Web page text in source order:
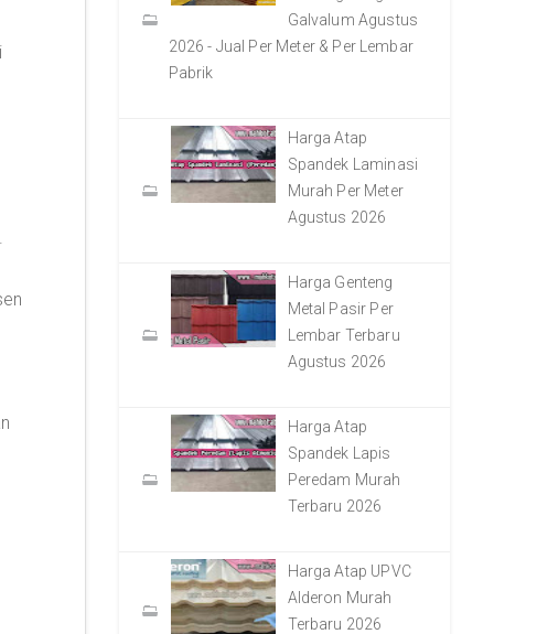
Galvalum Agustus
2026 - Jual Per Meter & Per Lembar
Pabrik
Harga Atap
Spandek Laminasi
Murah Per Meter
Agustus 2026
Harga Genteng
Metal Pasir Per
Lembar Terbaru
Agustus 2026
Harga Atap
Spandek Lapis
Peredam Murah
Terbaru 2026
Harga Atap UPVC
Alderon Murah
Terbaru 2026